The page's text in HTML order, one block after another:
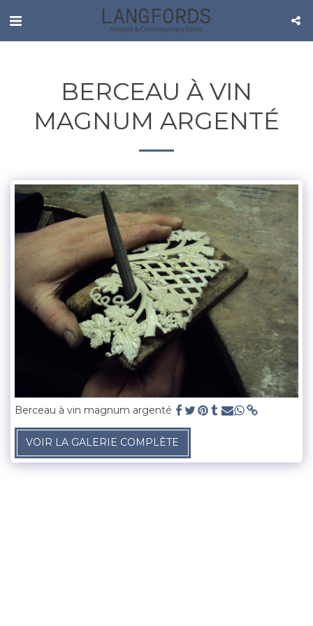
BERCEAU À VIN
MAGNUM ARGENTÉ
Berceau à vin magnum argenté
VOIR LA GALERIE COMPLÈTE